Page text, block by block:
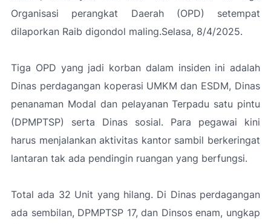
Organisasi perangkat Daerah (OPD) setempat
dilaporkan Raib digondol maling.Selasa, 8/4/2025.
Tiga OPD yang jadi korban dalam insiden ini adalah
Dinas perdagangan koperasi UMKM dan ESDM, Dinas
penanaman Modal dan pelayanan Terpadu satu pintu
(DPMPTSP) serta Dinas sosial. Para pegawai kini
harus menjalankan aktivitas kantor sambil berkeringat
lantaran tak ada pendingin ruangan yang berfungsi.
Total ada 32 Unit yang hilang. Di Dinas perdagangan
ada sembilan, DPMPTSP 17, dan Dinsos enam, ungkap